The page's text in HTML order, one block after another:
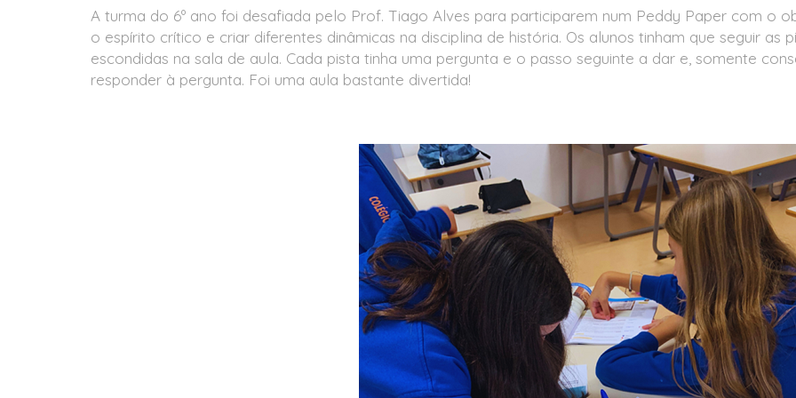
A turma do 6º ano foi desafiada pelo Prof. Tiago Alves para participarem num Peddy Paper com o
o espírito crítico e criar diferentes dinâmicas na disciplina de história. Os alunos tinham que seguir as
escondidas na sala de aula. Cada pista tinha uma pergunta e o passo seguinte a dar e, somente
responder à pergunta. Foi uma aula bastante divertida!